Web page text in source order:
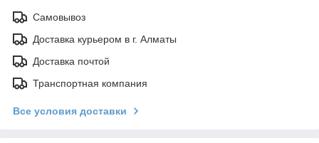
Самовывоз
Доставка курьером в г. Алматы
Доставка почтой
Транспортная компания
Все условия доставки